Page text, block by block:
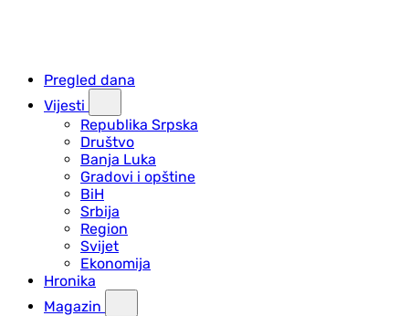
Pregled dana
Vijesti
Republika Srpska
Društvo
Banja Luka
Gradovi i opštine
BiH
Srbija
Region
Svijet
Ekonomija
Hronika
Magazin